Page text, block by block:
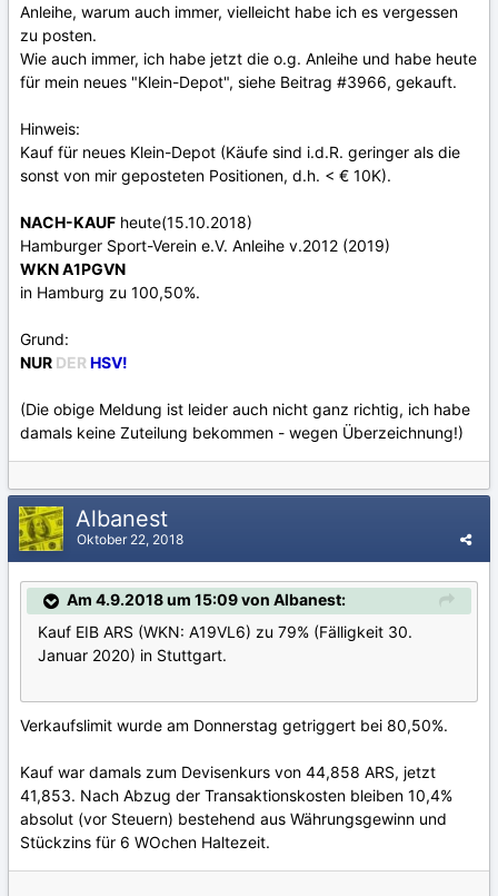
Anleihe, warum auch immer, vielleicht habe ich es vergessen
zu posten.
Wie auch immer, ich habe jetzt die o.g. Anleihe und habe heute
für mein neues "Klein-Depot", siehe Beitrag #3966, gekauft.
Hinweis:
Kauf für neues Klein-Depot (Käufe sind i.d.R. geringer als die
sonst von mir geposteten Positionen, d.h. < € 10K).
NACH-KAUF heute(15.10.2018)
Hamburger Sport-Verein e.V. Anleihe v.2012 (2019)
WKN A1PGVN
in Hamburg zu 100,50%.
Grund:
NUR DER HSV!
(Die obige Meldung ist leider auch nicht ganz richtig, ich habe
damals keine Zuteilung bekommen - wegen Überzeichnung!)
Albanest
Oktober 22, 2018
Am 4.9.2018 um 15:09 von Albanest:
Kauf EIB ARS (WKN: A19VL6) zu 79% (Fälligkeit 30.
Januar 2020) in Stuttgart.
Verkaufslimit wurde am Donnerstag getriggert bei 80,50%.
Kauf war damals zum Devisenkurs von 44,858 ARS, jetzt
41,853. Nach Abzug der Transaktionskosten bleiben 10,4%
absolut (vor Steuern) bestehend aus Währungsgewinn und
Stückzins für 6 WOchen Haltezeit.